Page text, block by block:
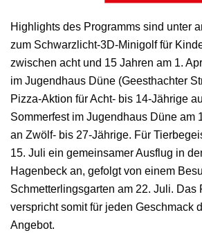
Highlights des Programms sind unter
zum Schwarzlicht-3D-Minigolf für
zwischen acht und 15 Jahren am 1.
im Jugendhaus Düne (Geesthachter
Pizza-Aktion für Acht- bis 14-Jährige
Sommerfest im Jugendhaus Düne am
an Zwölf- bis 27-Jährige. Für
15. Juli ein gemeinsamer Ausflug in
Hagenbeck an, gefolgt von einem
Schmetterlingsgarten am 22. Juli. Das
verspricht somit für jeden Geschmack
Angebot.